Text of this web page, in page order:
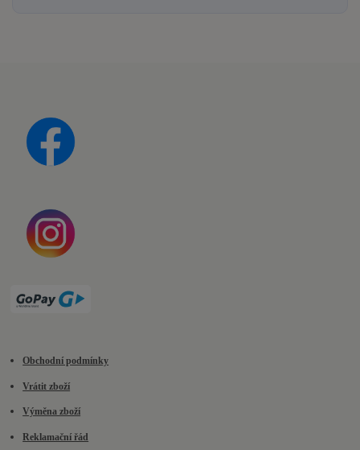
Obchodní podmínky
Vrátit zboží
Výměna zboží
Reklamační řád